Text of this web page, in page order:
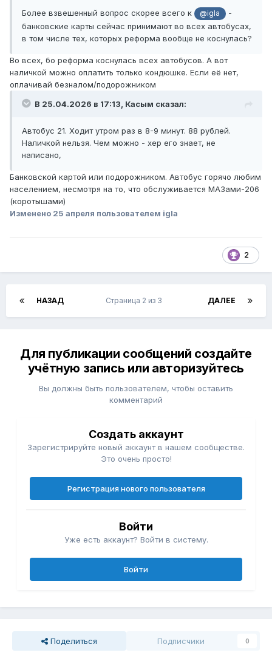
Более взвешенный вопрос скорее всего к @igla
-
банковские карты сейчас принимают во всех автобусах,
в том числе тех, которых реформа вообще не коснулась?
Во всех, бо реформа коснулась всех автобусов. А вот
наличкой можно оплатить только кондюшке. Если её нет,
оплачивай безналом/подорожником
В 25.04.2026 в 17:13, Касым сказал:
Автобус 21. Ходит утром раз в 8-9 минут. 88 рублей.
Наличкой нельзя. Чем можно - хер его знает, не
написано,
Банковской картой или подорожником. Автобус горячо любим
населением, несмотря на то, что обслуживается МАЗами-206
(коротышами)
Изменено 25 апреля пользователем igla
2
НАЗАД ДАЛЕЕ
Страница 2 из 3
Для публикации сообщений создайте
учётную запись или авторизуйтесь
Вы должны быть пользователем, чтобы оставить
комментарий
Создать аккаунт
Зарегистрируйте новый аккаунт в нашем сообществе.
Это очень просто!
Регистрация нового пользователя
Войти
Уже есть аккаунт? Войти в систему.
Войти
Поделиться Подписчики 0